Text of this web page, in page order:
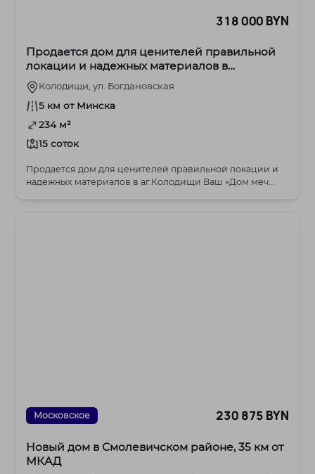
318 000 BYN
Продается дом для ценителей правильной
локации и надежных материалов в
аг.Колодищи
Колодищи, ул. Богдановская
5 км от Минска
234 м²
15 соток
Продается дом для ценителей правильной локации и
надежных материалов в аг.Колодищи Ваш «Дом меч...
Московское 230 875 BYN
Новый дом в Смолевичском районе, 35 км от
МКАД